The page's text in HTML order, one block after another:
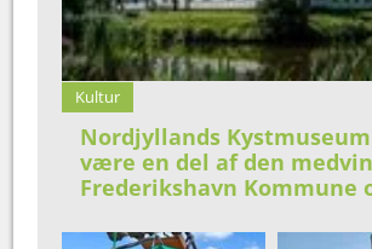
Kultur
Nordjyllands
være en del af den
Frederikshavn Kommune